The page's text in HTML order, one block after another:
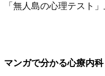
「無人島の心理テスト
マンガで分かる心療内